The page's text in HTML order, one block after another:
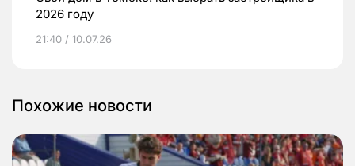
2026 году
21:40 / 10.07.26
Похожие новости